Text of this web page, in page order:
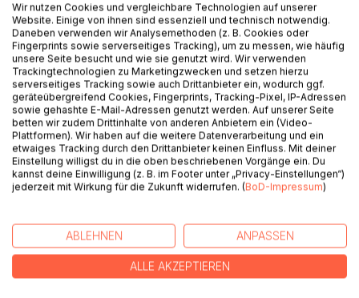
Der Autor Ignatius Reichenbach schreibt das Theaterstück
seines Lebens. Doch noch während er MORD OHNE SINN
schreibt, geschehen seltsame Dinge. Immer mehr
verschwimmen für ihn Fiktion und Realität. Reichenbach
sieht nur noch einen Ausweg: Er nimmt sich das Leben.
60 Jahre später soll MORD OHNE SINN in einem kleinen
Theater aufgeführt werden. Aber dann geschieht ein
grausamer Mord. Der Verdacht fällt sofort auf das
Ensemble des Theaters. Der Regisseur Hillenberger setzt
alles daran, das Stück trotz des tragischen Vorfalls auf die
nehmen zu und damit Hillenbergers Verzweiflung. Liegt gar
ein Fluch auf dem Stück?
AUTOR/IN
Wir nutzen Cookies und vergleichbare Technologien auf unserer
Website. Einige von ihnen sind essenziell und technisch notwendig.
Daneben verwenden wir Analysemethoden (z. B. Cookies oder
Fingerprints sowie serverseitiges Tracking), um zu messen, wie häufig
unsere Seite besucht und wie sie genutzt wird. Wir verwenden
Trackingtechnologien zu Marketingzwecken und setzen hierzu
serverseitiges Tracking sowie auch Drittanbieter ein, wodurch ggf.
geräteübergreifend Cookies, Fingerprints, Tracking-Pixel, IP-Adressen
sowie gehashte E-Mail-Adressen genutzt werden. Auf unserer Seite
betten wir zudem Drittinhalte von anderen Anbietern ein (Video-
Plattformen). Wir haben auf die weitere Datenverarbeitung und ein
etwaiges Tracking durch den Drittanbieter keinen Einfluss. Mit deiner
Einstellung willigst du in die oben beschriebenen Vorgänge ein. Du
kannst deine Einwilligung (z. B. im Footer unter „Privacy-Einstellungen“)
jederzeit mit Wirkung für die Zukunft widerrufen. (BoD-Impressum)
ABLEHNEN ANPASSEN
ALLE AKZEPTIEREN